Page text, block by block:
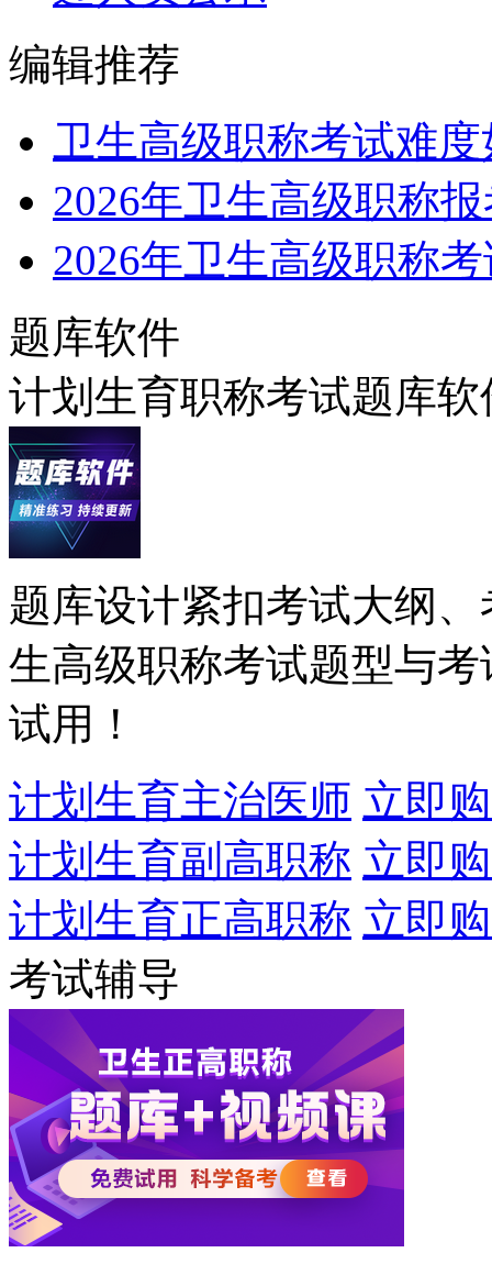
编辑推荐
卫生高级职称考试难
2026年卫生高级职称
2026年卫生高级职称
题库软件
计划生育职称考试题库
题库设计紧扣考试大纲
生高级职称考试题型与
试用！
计划生育主治医师 立即
计划生育副高职称 立即
计划生育正高职称 立即
考试辅导